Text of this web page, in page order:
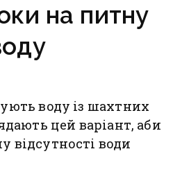
на питну
воду із шахтних
цей варіант, аби
відсутності води